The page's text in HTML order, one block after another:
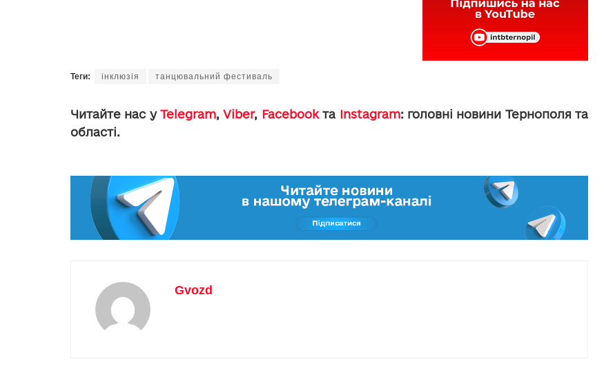
Теги: інклюзія танцювальний фестиваль
Читайте нас уTelegram,Viber, Facebookта Instagram: головні новини Тернополя та
області.
Gvozd